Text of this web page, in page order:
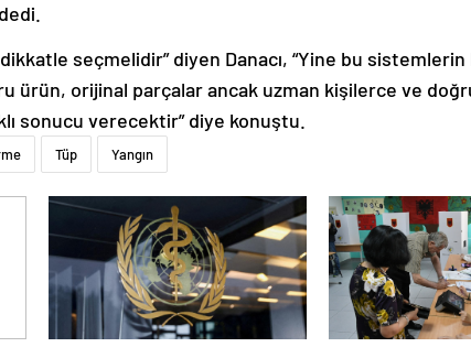
seçmelidir” diyen Danacı, “Yine bu
ürün, orijinal parçalar ancak uzman kişilerce ve
sonucu verecektir” diye konuştu.
Tüp Yangın